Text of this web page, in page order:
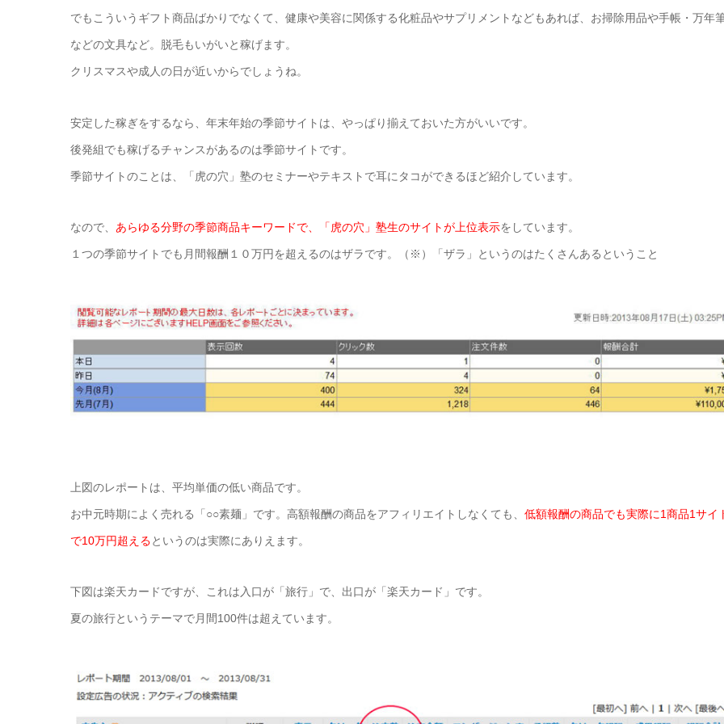
でもこういうギフト商品ばかりでなくて、健康や美容に関係する化粧品やサプリメントなどもあれば、お掃除用品や手帳・万年
などの文具など。脱毛もいがいと稼げます。
クリスマスや成人の日が近いからでしょうね。
安定した稼ぎをするなら、年末年始の季節サイトは、やっぱり揃えておいた方がいいです。
後発組でも稼げるチャンスがあるのは季節サイトです。
季節サイトのことは、「虎の穴」塾のセミナーやテキストで耳にタコができるほど紹介しています。
なので、 あらゆる分野の季節商品キーワードで、「虎の穴」塾生のサイトが上位表示をしています。
１つの季節サイトでも月間報酬１０万円を超えるのはザラです。（※）「ザラ」というのはたくさんあるということ
上図のレポートは、平均単価の低い商品です。
お中元時期によく売れる「○○素麺」です。高額報酬の商品をアフィリエイトしなくても、 低額報酬の商品でも実際に1商品1サイ
で10万円超えるというのは実際にありえます。
下図は楽天カードですが、これは入口が「旅行」で、出口が「楽天カード」です。
夏の旅行というテーマで月間100件は超えています。